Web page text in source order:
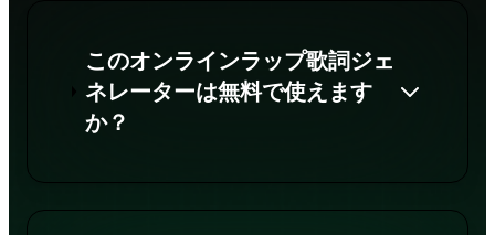
このオンラインラップ歌詞ジェ
ネレーターは無料で使えます
か？